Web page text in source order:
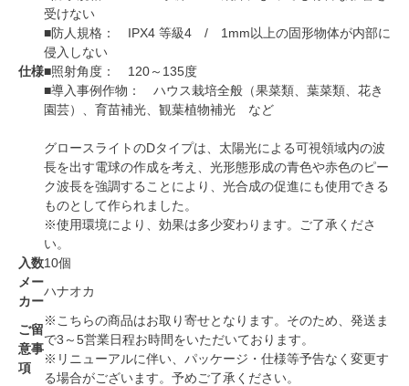
仕様
受けない
■防人規格： IPX4 等級4 / 1mm以上の固形物体が内部に
侵入しない
■照射角度： 120～135度
■導入事例作物： ハウス栽培全般（果菜類、葉菜類、花き
園芸）、育苗補光、観葉植物補光 など
グロースライトのDタイプは、太陽光による可視領域内の波
長を出す電球の作成を考え、光形態形成の青色や赤色のピー
ク波長を強調することにより、光合成の促進にも使用できる
ものとして作られました。
※使用環境により、効果は多少変わります。ご了承くださ
い。
入数10個
メー
カー
ハナオカ
ご留
意事
項
※こちらの商品はお取り寄せとなります。そのため、発送ま
で3～5営業日程お時間をいただいております。
※リニューアルに伴い、パッケージ・仕様等予告なく変更す
る場合がございます。予めご了承ください。